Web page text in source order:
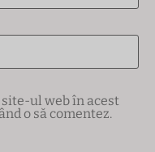
ul web în acest
o să comentez.